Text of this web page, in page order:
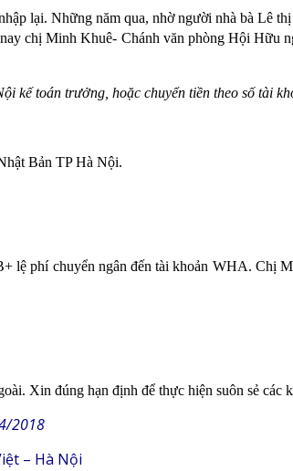
lại. Những năm qua, nhờ người nhà bà Lê
chị Minh Khuê- Chánh văn phòng Hội
toán trưởng, hoặc chuyển tiền theo số tài
Bản TP Hà Nội.
lệ phí chuyển ngân đến tài khoản WHA. Chị
Xin đúng hạn định để thực hiện suôn sẻ các
2018
– Hà Nội